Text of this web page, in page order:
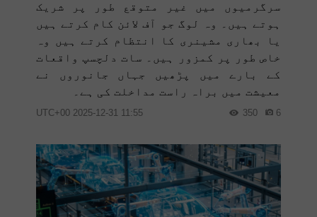
سرگرمیوں میں غیر متوقع طور پر شریک
ہوتے ہیں۔ وہ لوگ جو آف لائن کام کرتے ہیں
یا بھاری مشینری کا انتظام کرتے ہیں وہ
خاص طور پر کمزور ہیں۔ سات دلچسپ واقعات
کے بارے میں پڑھیں جہاں جانوروں نے
معیشت میں براہ راست مداخلت کی ہے۔
11:55 2025-12-31 UTC+00 6
350